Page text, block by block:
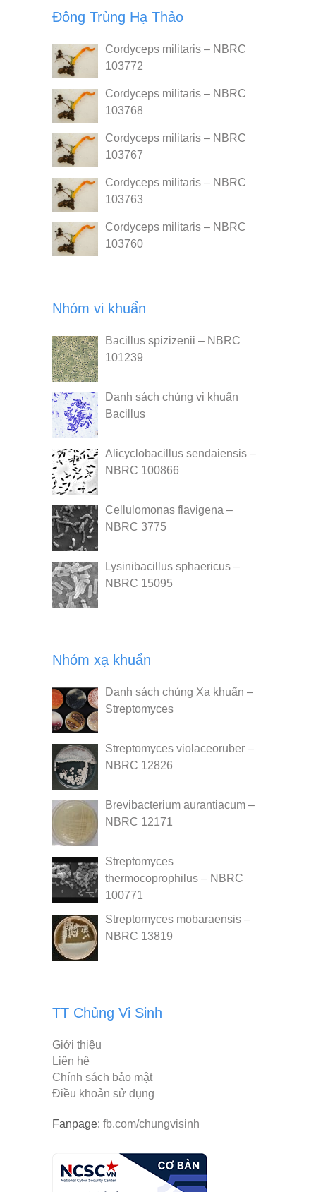
Đông Trùng Hạ Thảo
Cordyceps militaris – NBRC
103772
Cordyceps militaris – NBRC
103768
Cordyceps militaris – NBRC
103767
Cordyceps militaris – NBRC
103763
Cordyceps militaris – NBRC
103760
Nhóm vi khuẩn
Bacillus spizizenii – NBRC
101239
Danh sách chủng vi khuẩn
Bacillus
Alicyclobacillus sendaiensis –
NBRC 100866
Cellulomonas flavigena –
NBRC 3775
Lysinibacillus sphaericus –
NBRC 15095
Nhóm xạ khuẩn
Danh sách chủng Xạ khuẩn –
Streptomyces
Streptomyces violaceoruber –
NBRC 12826
Brevibacterium aurantiacum –
NBRC 12171
Streptomyces
thermocoprophilus – NBRC
100771
Streptomyces mobaraensis –
NBRC 13819
TT Chủng Vi Sinh
Giới thiệu
Liên hệ
Chính sách bảo mật
Điều khoản sử dụng
Fanpage: fb.com/chungvisinh